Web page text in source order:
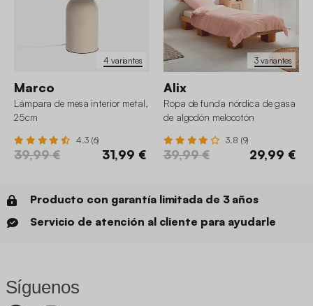
4 variantes
Marco
Lámpara de mesa interior metal,
25cm
4.3 (6)
39,99 € 31,99 €
3 variantes
Alix
Ropa de funda nórdica de gasa
de algodón melocotón
3.8 (9)
39,99 € 29,99 €
Producto con garantía limitada de 3 años
Servicio de atención al cliente para ayudarle
Síguenos